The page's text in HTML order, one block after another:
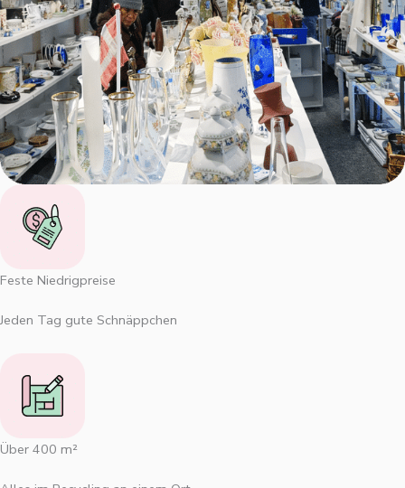
Feste Niedrigpreise
Jeden Tag gute Schnäppchen
Über 400 m²